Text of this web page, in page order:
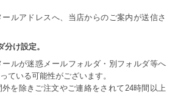
ルアドレスへ、当店からのご案内が送信さ
け設定。
ルが迷惑メールフォルダ・別フォルダ等へ
ている可能性がございます。
を除きご注文やご連絡をされて24時間以上